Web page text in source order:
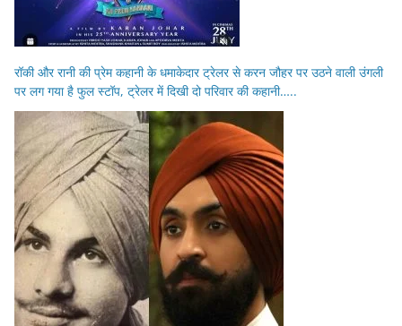
रॉकी और रानी की प्रेम कहानी के धमाकेदार ट्रेलर से करन जौहर पर उठने वाली उंगली
पर लग गया है फुल स्टॉप, ट्रेलर में दिखी दो परिवार की कहानी…..